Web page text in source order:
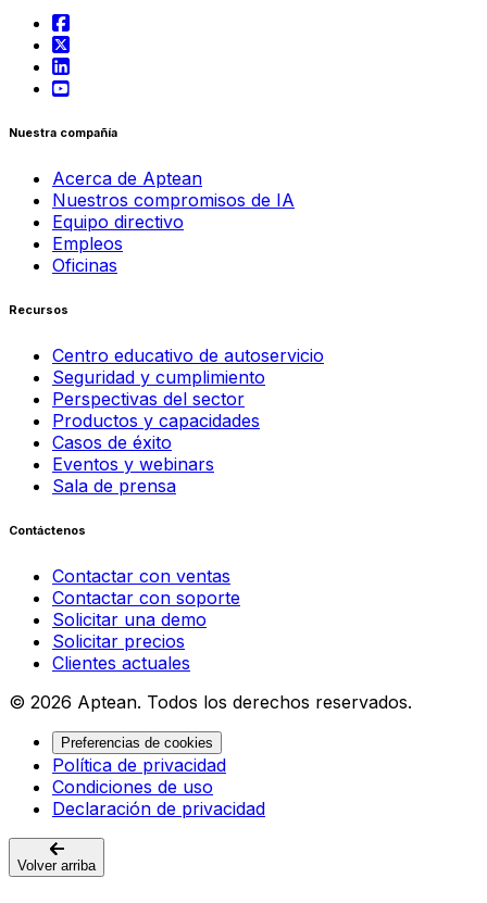
Nuestra compañía
Acerca de Aptean
Nuestros compromisos de IA
Equipo directivo
Empleos
Oficinas
Recursos
Centro educativo de autoservicio
Seguridad y cumplimiento
Perspectivas del sector
Productos y capacidades
Casos de éxito
Eventos y webinars
Sala de prensa
Contáctenos
Contactar con ventas
Contactar con soporte
Solicitar una demo
Solicitar precios
Clientes actuales
© 2026 Aptean. Todos los derechos reservados.
Preferencias de cookies
Política de privacidad
Condiciones de uso
Declaración de privacidad
Volver arriba